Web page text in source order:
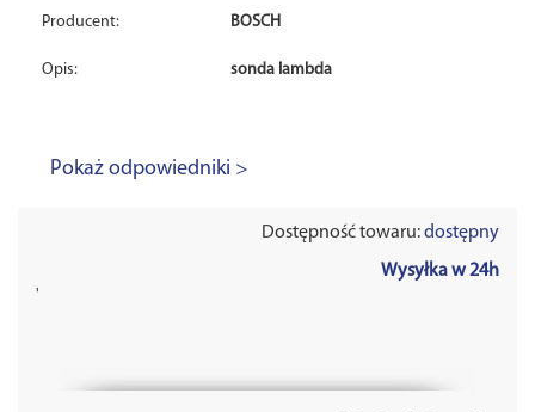
Producent: BOSCH
Opis: sonda lambda
Pokaż odpowiedniki >
Dostępność towaru:dostępny
Wysyłka w 24h
'